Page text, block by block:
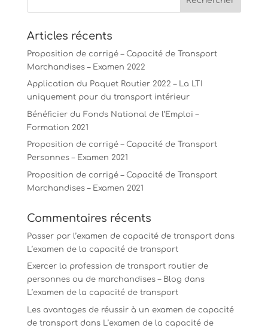
Articles récents
Proposition de corrigé – Capacité de Transport
Marchandises – Examen 2022
Application du Paquet Routier 2022 – La LTI
uniquement pour du transport intérieur
Bénéficier du Fonds National de l’Emploi –
Formation 2021
Proposition de corrigé – Capacité de Transport
Personnes – Examen 2021
Proposition de corrigé – Capacité de Transport
Marchandises – Examen 2021
Commentaires récents
Passer par l’examen de capacité de transportdans
L’examen de la capacité de transport
Exercer la profession de transport routier de
personnes ou de marchandises – Blog dans
L’examen de la capacité de transport
Les avantages de réussir à un examen de capacité
de transportdans L’examen de la capacité de